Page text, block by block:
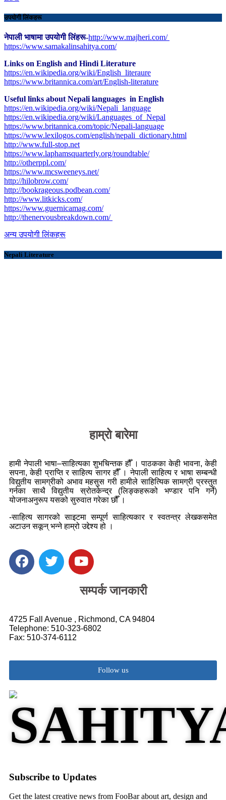
उपयोगी लिंकहरू
नेपाली भाषामा उपयोगी लिंहरू-http://www.majheri.com/
https://www.samakalinsahitya.com/
Links on English and Hindi Literature
https://en.wikipedia.org/wiki/English_literaure
https://www.britannica.com/art/English-literature
Useful links about Nepali languages in English
https://en.wikipedia.org/wiki/Nepali_language
https://en.wikipedia.org/wiki/Languages_of_Nepal
https://www.britannica.com/topic/Nepali-language
https://www.lexilogos.com/english/nepali_dictionary.html
​http://www.full-stop.net
https://www.laphamsquarterly.org/roundtable/
http://otherppl.com/
https://www.mcsweeneys.net/
http://hilobrow.com/
http://bookrageous.podbean.com/
http://www.litkicks.com/
https://www.guernicamag.com/
http://thenervousbreakdown.com/
अन्य उपयोगी लिंकहरू
Nepali Literature
हाम्रो बारेमा
हामी नेपाली भाषा–साहित्यका शुभचिन्तक हौँ । पाठकका केही भावना, केही
सपना, केही प्राप्ति र साहित्य सागर हौँ । नेपाली साहित्य र भाषा सम्बन्धी
विद्युतीय सामग्रीको अभाव महसुस गरी हामीले साहित्यिक सामग्री प्रस्तुत
गर्नका साथै विद्युतीय स्रोतकेन्द्र (लिङ्कहरूको भण्डार पनि गर्ने)
योजनाअनुरूप यसको सुरुवात गरेका छौँ ।
-साहित्य सागरको साइटमा सम्पूर्ण साहित्यकार र स्वतन्त्र लेखकसमेत
अटाउन सकून् भन्ने हाम्रो उद्देश्य हो ।
सम्पर्क जानकारी
4725 Fall Avenue , Richmond, CA 94804
Telephone: 510-323-6802
Fax: 510-374-6112
Follow us
Subscribe to Updates
Get the latest creative news from FooBar about art, design and